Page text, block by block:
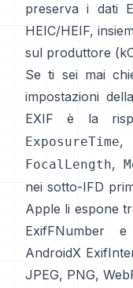
preserva i dati
HEIC/HEIF,
sul produttore (
Se ti sei mai
impostazioni
EXIF è la
ExposureTime
FocalLength,
nei sotto-IFD
Apple li espone
ExifFNumber
e
AndroidX
JPEG, PNG,